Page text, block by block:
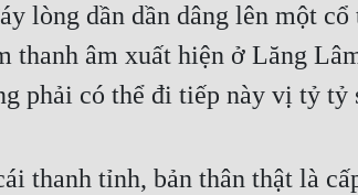
lòng dần dần dâng lên một
âm xuất hiện ở Lăng
phải có thể đi tiếp này vị tỷ tỷ
thanh tỉnh, bản thân thật là